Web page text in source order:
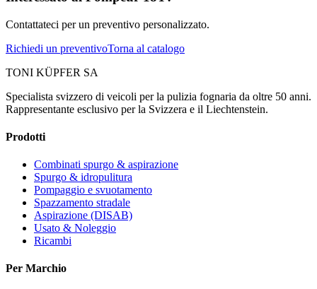
Contattateci per un preventivo personalizzato.
Richiedi un preventivoTorna al catalogo
TONI KÜPFER SA
Specialista svizzero di veicoli per la pulizia fognaria da oltre 50 anni.
Rappresentante esclusivo per la Svizzera e il Liechtenstein.
Prodotti
Combinati spurgo & aspirazione
Spurgo & idropulitura
Pompaggio e svuotamento
Spazzamento stradale
Aspirazione (DISAB)
Usato & Noleggio
Ricambi
Per Marchio